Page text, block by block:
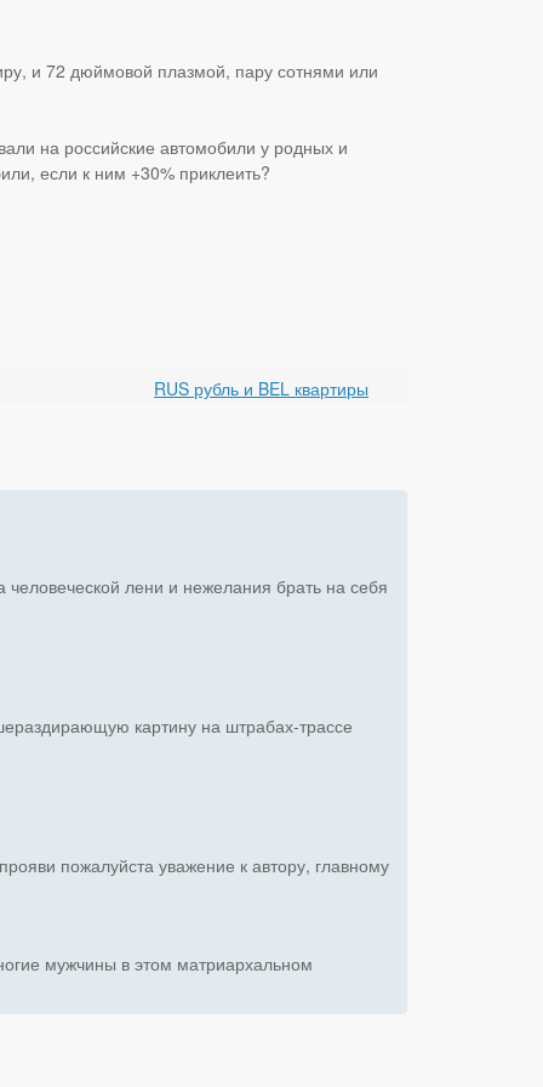
и 72 дюймовой плазмой, пару сотнями или
на российские автомобили у родных и
если к ним +30% приклеить?
RUS рубль и BEL квартиры
лени и нежелания брать на себя
картину на штрабах-трассе
пожалуйста уважение к автору, главному
мужчины в этом матриархальном